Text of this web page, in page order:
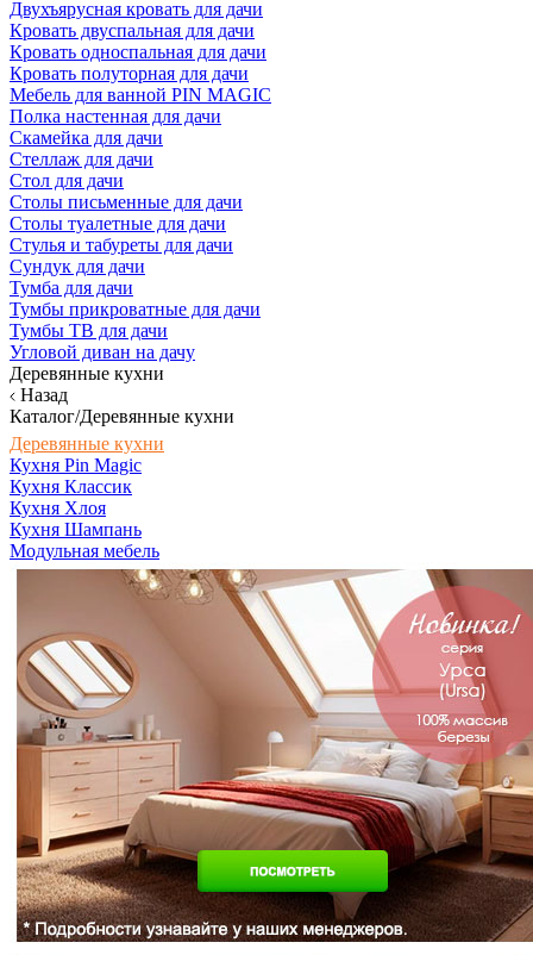
Двухъярусная кровать для дачи
Кровать двуспальная для дачи
Кровать односпальная для дачи
Кровать полуторная для дачи
Мебель для ванной PIN MAGIC
Полка настенная для дачи
Скамейка для дачи
Стеллаж для дачи
Стол для дачи
Столы письменные для дачи
Столы туалетные для дачи
Стулья и табуреты для дачи
Сундук для дачи
Тумба для дачи
Тумбы прикроватные для дачи
Тумбы ТВ для дачи
Угловой диван на дачу
Деревянные кухни
Назад
Каталог/Деревянные кухни
Деревянные кухни
Кухня Pin Magic
Кухня Классик
Кухня Хлоя
Кухня Шампань
Модульная мебель